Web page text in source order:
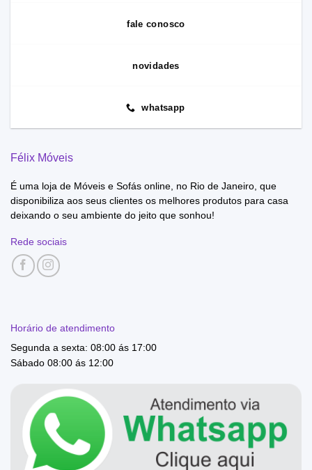
fale conosco
novidades
whatsapp
Félix Móveis
É uma loja de Móveis e Sofás online, no Rio de Janeiro, que
disponibiliza aos seus clientes os melhores produtos para casa
deixando o seu ambiente do jeito que sonhou!
Rede sociais
Horário de atendimento
Segunda a sexta: 08:00 ás 17:00
Sábado 08:00 ás 12:00